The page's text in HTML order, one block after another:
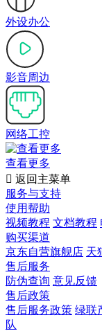
外设办公
影音周边
网络工控
查看更多
 返回主菜单
服务与支持
使用帮助
视频教程 文档教程
购买渠道
京东自营旗舰店 天
售后服务
防伪查询 意见反馈
售后政策
售后服务政策 绿联
队